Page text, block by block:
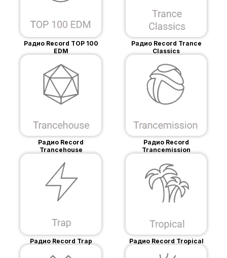
Радио Record TOP 100
EDM
Радио Record Trance
Classics
Радио Record
Trancehouse
Радио Record
Trancemission
Радио Record Trap Радио Record Tropical